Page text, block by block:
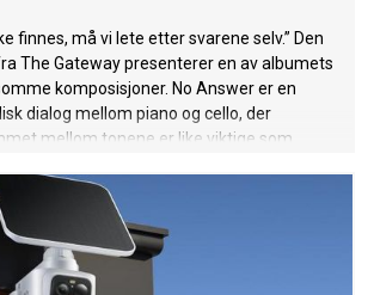
finnes, må vi lete etter svarene selv.” Den
The Gateway presenterer en av albumets
komposisjoner. No Answer er en
dialog mellom piano og cello, der
mellom tonene er like viktige som